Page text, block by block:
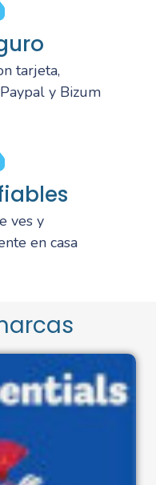
tarjeta,
y Bizum
ves y
en casa